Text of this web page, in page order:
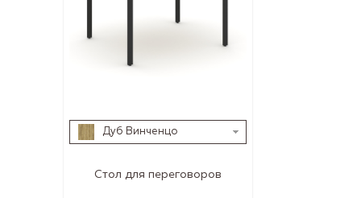
Дуб Винченцо
Стол для переговоров